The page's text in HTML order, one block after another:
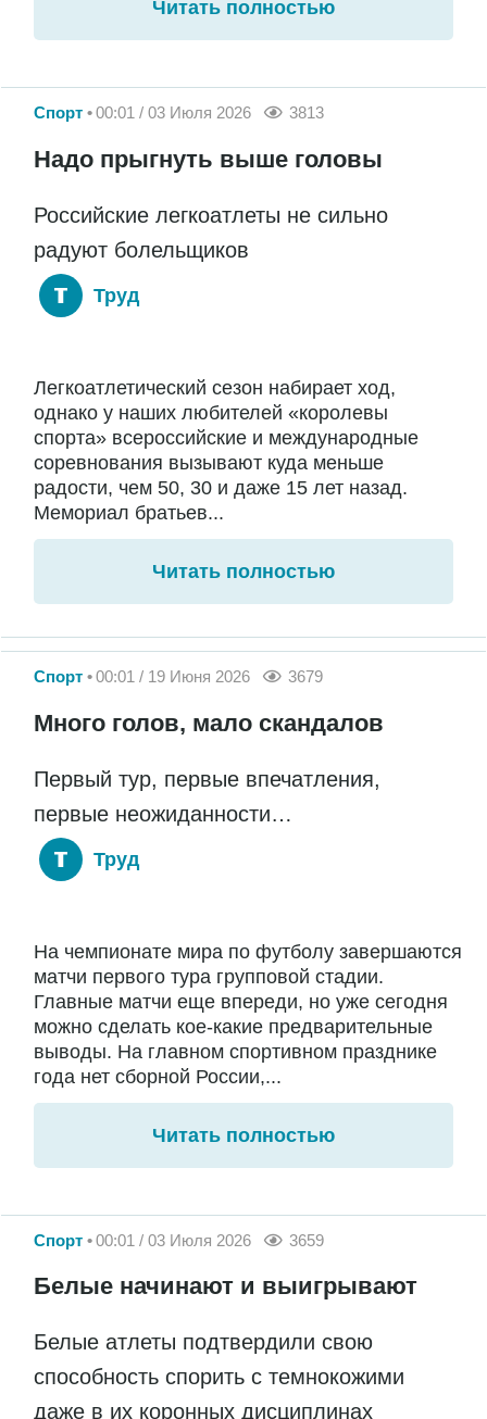
Читать полностью
Спорт 00:01 / 03 Июля 2026 3813
Надо прыгнуть выше головы
Российские легкоатлеты не сильно
радуют болельщиков
Труд
Легкоатлетический сезон набирает ход,
однако у наших любителей «королевы
спорта» всероссийские и международные
соревнования вызывают куда меньше
радости, чем 50, 30 и даже 15 лет назад.
Мемориал братьев...
Читать полностью
Спорт 00:01 / 19 Июня 2026 3679
Много голов, мало скандалов
Первый тур, первые впечатления,
первые неожиданности…
Труд
На чемпионате мира по футболу завершаются
матчи первого тура групповой стадии.
Главные матчи еще впереди, но уже сегодня
можно сделать кое-какие предварительные
выводы. На главном спортивном празднике
года нет сборной России,...
Читать полностью
Спорт 00:01 / 03 Июля 2026 3659
Белые начинают и выигрывают
Белые атлеты подтвердили свою
способность спорить с темнокожими
даже в их коронных дисциплинах